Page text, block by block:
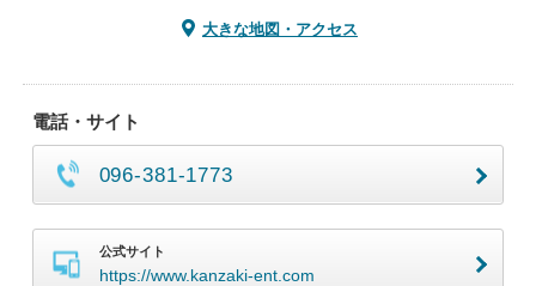
大きな地図・アクセス
電話・サイト
096-381-1773
公式サイト
https://www.kanzaki-ent.com